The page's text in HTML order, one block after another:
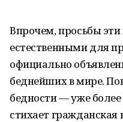
Впрочем, просьбы
естественными для
официально
беднейших в мире.
бедности — уже более
стихает гражданская